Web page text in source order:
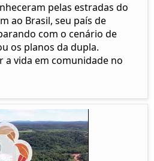
pelas estradas do
ao Brasil, seu país de
com o cenário de
os planos da dupla.
a vida em comunidade no